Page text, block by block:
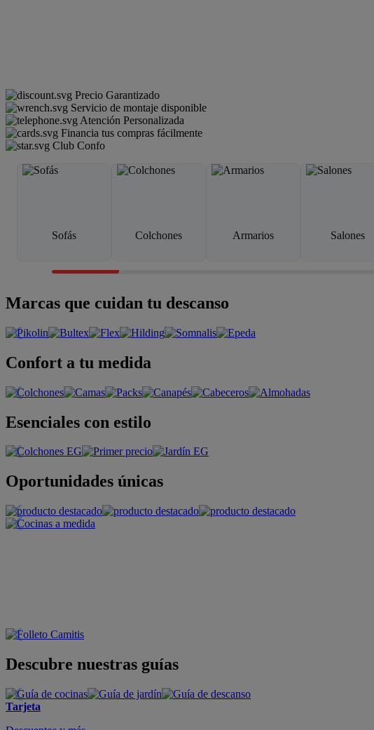
Precio Garantizado
Servicio de montaje disponible
Atención Personalizada
Financia tus compras fácilmente
Club Confo
Sofás Colchones Armarios Salones
Marcas que cuidan tu descanso
Confort a tu medida
Esenciales con estilo
Oportunidades únicas
Descubre nuestras guías
Tarjeta